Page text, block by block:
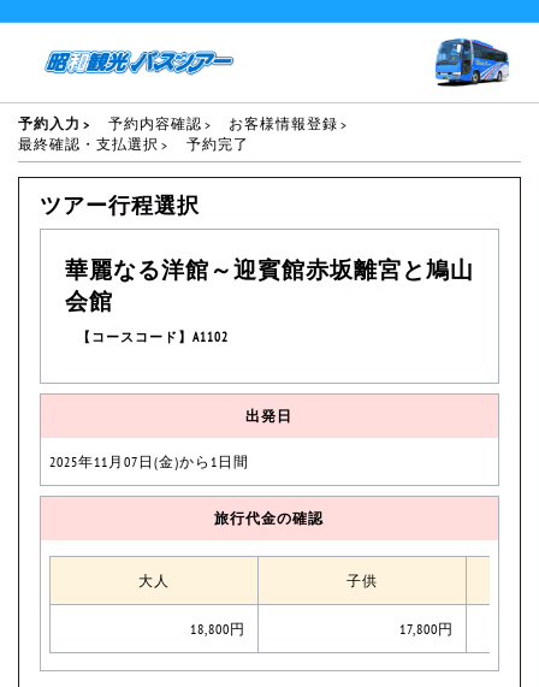
予約入力 予約内容確認
お客様情報登録
最終確認・支払選択
予約完了
ツアー行程選択
華麗なる洋館～迎賓館赤坂離宮と鳩山
会館
【コースコード】A1102
出発日
2025年11月07日(金)から1日間
旅行代金の確認
大人 子供
18,800円 17,800円